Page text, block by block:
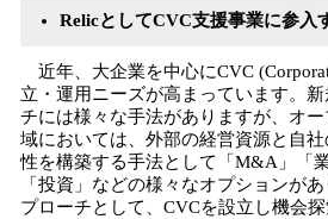
RelicとしてCVC支援事業に参入
近年、大企業を中心にCVC
立・運用ニーズが高まっています。
チには様々な手法がありますが、オ
域においては、外部の経営資源と自
性を構築する手法として「M&A」「
「投資」などの様々なオプションが
プローチとして、CVCを設立し機会